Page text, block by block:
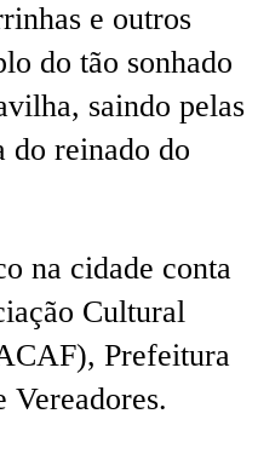
e outros
do tão sonhado
saindo pelas
do reinado do
na cidade conta
Cultural
Prefeitura
Vereadores.